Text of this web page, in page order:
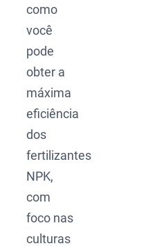
como
você
pode
obter a
máxima
eficiência
dos
fertilizantes
NPK,
com
foco nas
culturas